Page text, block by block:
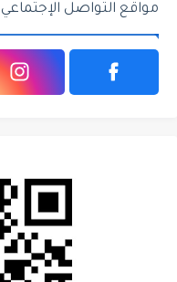
مواقع التواصل الإجتماعي